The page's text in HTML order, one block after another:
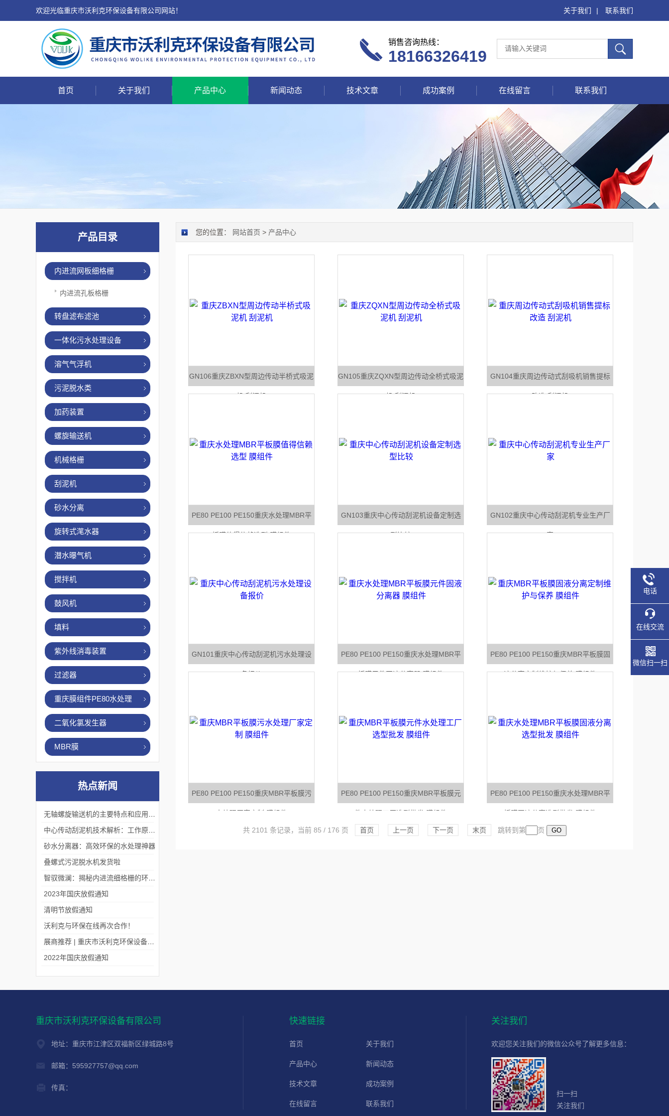
欢迎光临重庆市沃利克环保设备有限公司网站！ 关于我们 | 联系我们
销售咨询热线：
18166326419
首页 关于我们 产品中心 新闻动态 技术文章 成功案例 在线留言 联系我们
产品目录
内进流网板细格栅
内进流孔板格栅
转盘滤布滤池
一体化污水处理设备
溶气气浮机
污泥脱水类
加药装置
螺旋输送机
机械格栅
刮泥机
砂水分离
旋转式滗水器
潜水曝气机
搅拌机
鼓风机
填料
紫外线消毒装置
过滤器
重庆膜组件PE80水处理
二氧化氯发生器
MBR膜
热点新闻
砂水分离器：高效环保的水处理神器
叠螺式污泥脱水机发货啦
2023年国庆放假通知
清明节放假通知
沃利克与环保在线再次合作！
2022年国庆放假通知
您的位置： 网站首页 > 产品中心
GN106重庆ZBXN型周边传动半桥式吸泥
机 刮泥机
GN105重庆ZQXN型周边传动全桥式吸泥
机 刮泥机
GN104重庆周边传动式刮吸机销售提标
改造 刮泥机
PE80 PE100 PE150重庆水处理MBR平
板膜值得信赖选型 膜组件
GN103重庆中心传动刮泥机设备定制选
型比较
GN102重庆中心传动刮泥机专业生产厂
家
GN101重庆中心传动刮泥机污水处理设
备报价
PE80 PE100 PE150重庆水处理MBR平
板膜元件固液分离器 膜组件
PE80 PE100 PE150重庆MBR平板膜固
液分离定制维护与保养 膜组件
PE80 PE100 PE150重庆MBR平板膜污
水处理厂家定制 膜组件
PE80 PE100 PE150重庆MBR平板膜元
件水处理工厂选型批发 膜组件
PE80 PE100 PE150重庆水处理MBR平
板膜固液分离选型批发 膜组件
共 2101 条记录，当前 85 / 176 页 首页 上一页 下一页 末页 跳转到第 页
重庆市沃利克环保设备有限公司
地址：重庆市江津区双福新区绿城路8号
邮箱：595927757@qq.com
传真：
快速链接
首页 关于我们
产品中心 新闻动态
技术文章 成功案例
在线留言 联系我们
关注我们
欢迎您关注我们的微信公众号了解更多信息：
扫一扫
关注我们
电话
在线交流
微信扫一扫